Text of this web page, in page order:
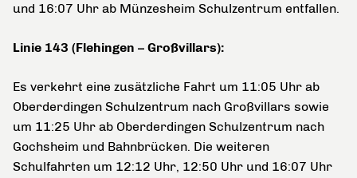
und 16:07 Uhr ab Münzesheim Schulzentrum entfallen.
Linie 143 (Flehingen – Großvillars):
Es verkehrt eine zusätzliche Fahrt um 11:05 Uhr ab
Oberderdingen Schulzentrum nach Großvillars sowie
um 11:25 Uhr ab Oberderdingen Schulzentrum nach
Gochsheim und Bahnbrücken. Die weiteren
Schulfahrten um 12:12 Uhr, 12:50 Uhr und 16:07 Uhr